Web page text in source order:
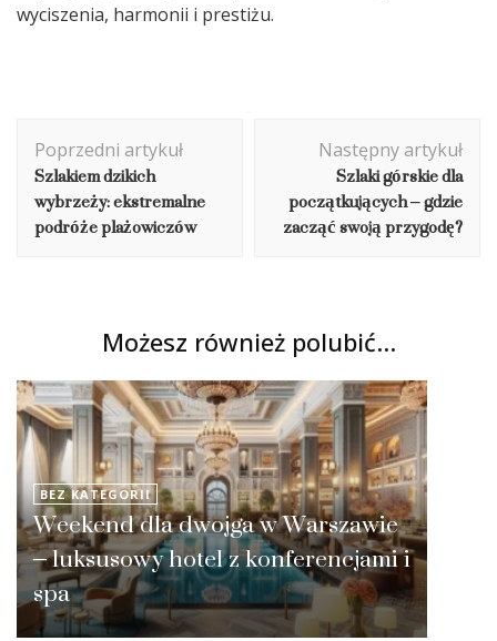
wyciszenia, harmonii i prestiżu.
wpisu
Poprzedni artykuł
Szlakiem dzikich
wybrzeży: ekstremalne
podróże plażowiczów
Następny artykuł
Szlaki górskie dla
początkujących – gdzie
zacząć swoją przygodę?
Możesz również polubić…
BEZ KATEGORII
Weekend dla dwojga w Warszawie
– luksusowy hotel z konferencjami i
spa